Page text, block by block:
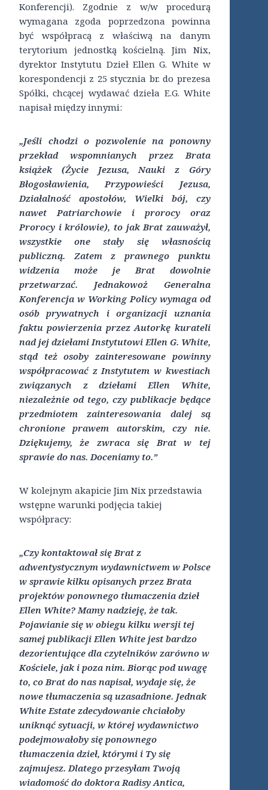
Konferencji). Zgodnie z w/w procedurą
wymagana zgoda poprzedzona powinna
być współpracą z właściwą na danym
terytorium jednostką kościelną. Jim Nix,
dyrektor Instytutu Dzieł Ellen G. White w
korespondencji z 25 stycznia br. do prezesa
Spółki, chcącej wydawać dzieła E.G. White
napisał między innymi:
„Jeśli chodzi o pozwolenie na ponowny
przekład wspomnianych przez Brata
książek (Życie Jezusa, Nauki z Góry
Błogosławienia, Przypowieści Jezusa,
Działalność apostołów, Wielki bój, czy
nawet Patriarchowie i prorocy oraz
Prorocy i królowie), to jak Brat zauważył,
wszystkie one stały się własnością
publiczną. Zatem z prawnego punktu
widzenia może je Brat dowolnie
przetwarzać. Jednakowoż Generalna
Konferencja w Working Policy wymaga od
osób prywatnych i organizacji uznania
faktu powierzenia przez Autorkę kurateli
nad jej dziełami Instytutowi Ellen G. White,
stąd też osoby zainteresowane powinny
współpracować z Instytutem w kwestiach
związanych z dziełami Ellen White,
niezależnie od tego, czy publikacje będące
przedmiotem zainteresowania dalej są
chronione prawem autorskim, czy nie.
Dziękujemy, że zwraca się Brat w tej
sprawie do nas. Doceniamy to.”
W kolejnym akapicie Jim Nix przedstawia
wstępne warunki podjęcia takiej
współpracy:
„Czy kontaktował się Brat z
adwentystycznym wydawnictwem w Polsce
w sprawie kilku opisanych przez Brata
projektów ponownego tłumaczenia dzieł
Ellen White? Mamy nadzieję, że tak.
Pojawianie się w obiegu kilku wersji tej
samej publikacji Ellen White jest bardzo
dezorientujące dla czytelników zarówno w
Kościele, jak i poza nim. Biorąc pod uwagę
to, co Brat do nas napisał, wydaje się, że
nowe tłumaczenia są uzasadnione. Jednak
White Estate zdecydowanie chciałoby
uniknąć sytuacji, w której wydawnictwo
podejmowałoby się ponownego
tłumaczenia dzieł, którymi i Ty się
zajmujesz. Dlatego przesyłam Twoją
wiadomość do doktora Radisy Antica,